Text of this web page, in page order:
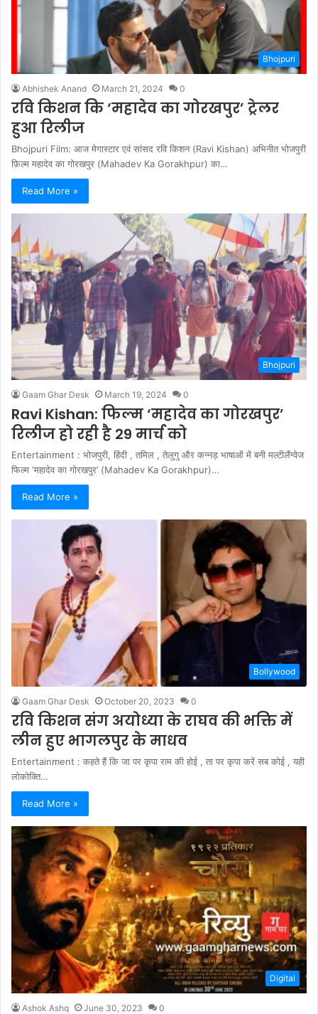
Bhojpuri
Abhishek Anand March 21, 2024 0
रवि किशन कि ‘महादेव का गोरखपुर’ ट्रेलर
हुआ रिलीज
Bhojpuri Film: आज मेगास्टार एवं सांसद रवि किशन (Ravi Kishan) अभिनीत भोजपुरी
फ़िल्म महादेव का गोरखपुर (Mahadev Ka Gorakhpur) का…
Read More »
Bhojpuri
Gaam Ghar Desk March 19, 2024 0
Ravi Kishan: फिल्म ‘महादेव का गोरखपुर’
रिलीज हो रही है 29 मार्च को
Entertainment : भोजपुरी, हिंदी , तमिल , तेलुगु और कन्नड़ भाषाओं में बनी मल्टीलैंग्वेज
फिल्म ‘महादेव का गोरखपुर’ (Mahadev Ka Gorakhpur)…
Read More »
Bollywood
Gaam Ghar Desk October 20, 2023 0
रवि किशन संग अयोध्या के राघव की भक्ति में
लीन हुए भागलपुर के माधव
Entertainment : कहते हैं कि जा पर कृपा राम की होई , ता पर कृपा करें सब कोई , यही
लोकोक्ति…
Read More »
Digital
Ashok Ashq June 30, 2023 0